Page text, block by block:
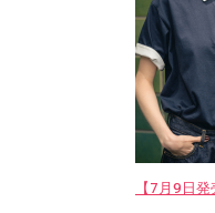
【7月9日発